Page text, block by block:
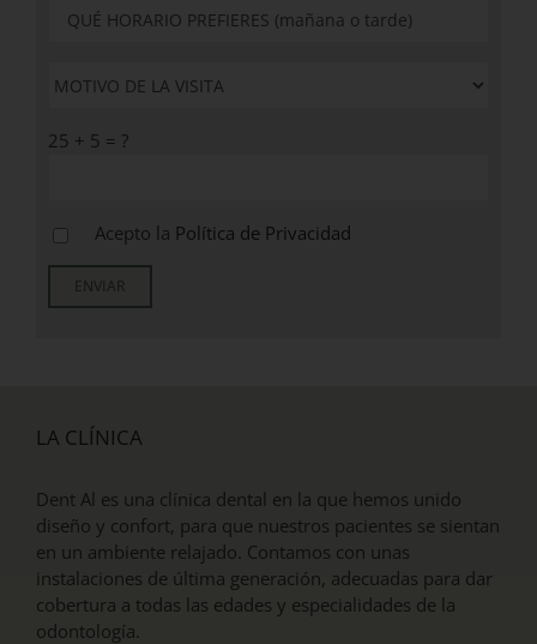
25 + 5 = ?
Acepto la Política de Privacidad
LA CLÍNICA
Dent Al es una clínica dental en la que hemos unido
diseño y confort, para que nuestros pacientes se sientan
en un ambiente relajado. Contamos con unas
instalaciones de última generación, adecuadas para dar
cobertura a todas las edades y especialidades de la
odontología.